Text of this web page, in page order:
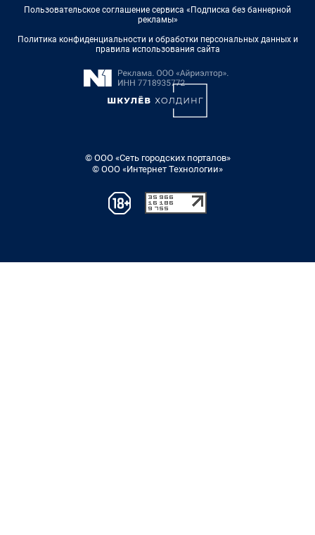
Пользовательское соглашение сервиса «Подписка без баннерной
рекламы»
Политика конфиденциальности и обработки персональных данных и
правила использования сайта
© ООО «Сеть городских порталов»
© ООО «Интернет Технологии»